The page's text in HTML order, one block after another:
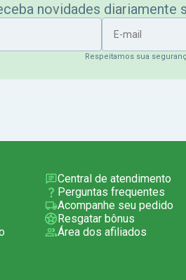
novidades diariamente
Respeitamos sua
Central de atendimento
Perguntas frequentes
Acompanhe seu pedido
Resgatar bônus
Área dos afiliados